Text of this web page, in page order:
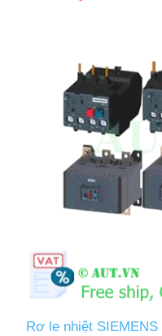
Rơ le nhiệt SIEMENS